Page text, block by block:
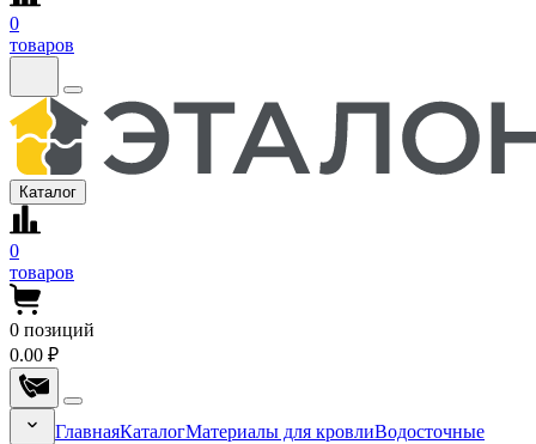
0
товаров
Каталог
0
товаров
0 позиций
0.00 ₽
ГлавнаяКаталогМатериалы для кровлиВодосточные